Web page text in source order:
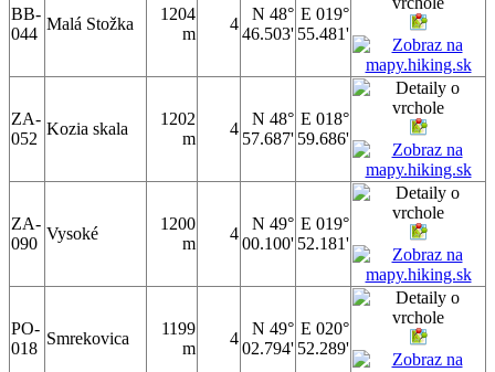
BB-
044
Malá Stožka
1204
m
4
N 48°
46.503'
E 019°
55.481'
ZA-
052
Kozia skala
1202
m
4
N 48°
57.687'
E 018°
59.686'
ZA-
090
Vysoké
1200
m
4
N 49°
00.100'
E 019°
52.181'
PO-
018
Smrekovica
1199
m
4
N 49°
02.794'
E 020°
52.289'